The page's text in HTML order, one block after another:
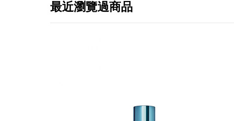
最近瀏覽過商品